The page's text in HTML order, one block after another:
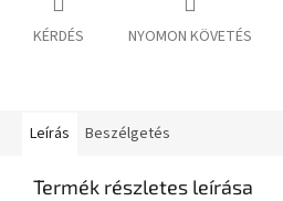
KÉRDÉS NYOMON KÖVETÉS
Leírás Beszélgetés
Termék részletes leírása